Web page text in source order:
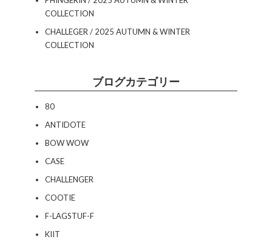
COLLECTION
CHALLEGER / 2025 AUTUMN & WINTER
COLLECTION
ブログカテゴリー
80
ANTIDOTE
BOW WOW
CASE
CHALLENGER
COOTIE
F-LAGSTUF-F
KIIT